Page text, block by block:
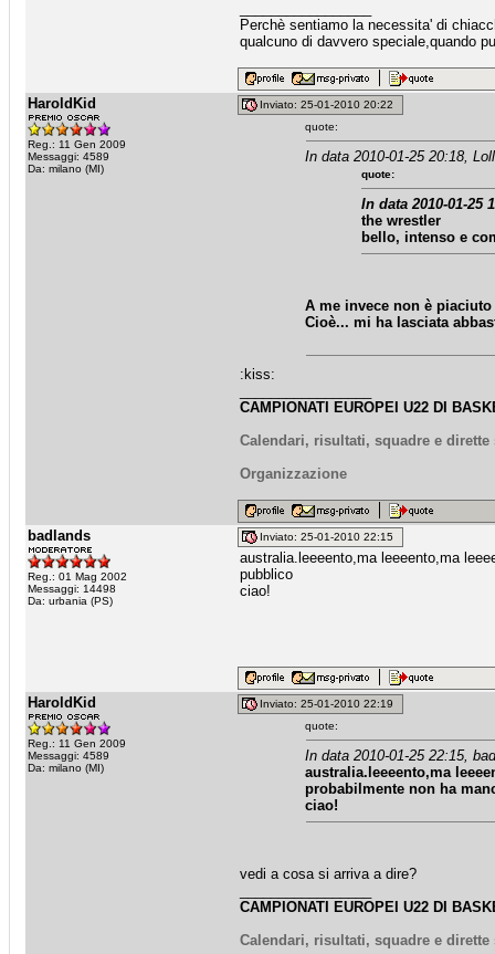
Perchè sentiamo la necessita' di
qualcuno di davvero speciale,quando
HaroldKid
Reg.: 11 Gen 2009
Messaggi: 4589
Da: milano (MI)
Inviato: 25-01-2010 20:22
quote:
In data 2010-01-25 20:18,
quote:
In data 2010-01-25
the wrestler
bello, intenso e
A me invece non è
Cioè... mi ha lasciata
:kiss:
CAMPIONATI EUROPEI U22 DI
Calendari, risultati, squadre e dirette
Organizzazione
badlands
Reg.: 01 Mag 2002
Messaggi: 14498
Da: urbania (PS)
Inviato: 25-01-2010 22:15
australia.leeeento,ma leeeento,ma
pubblico
ciao!
HaroldKid
Reg.: 11 Gen 2009
Messaggi: 4589
Da: milano (MI)
Inviato: 25-01-2010 22:19
quote:
In data 2010-01-25 22:15,
australia.leeeento,ma
probabilmente non ha
ciao!
vedi a cosa si arriva a dire?
CAMPIONATI EUROPEI U22 DI
Calendari, risultati, squadre e dirette